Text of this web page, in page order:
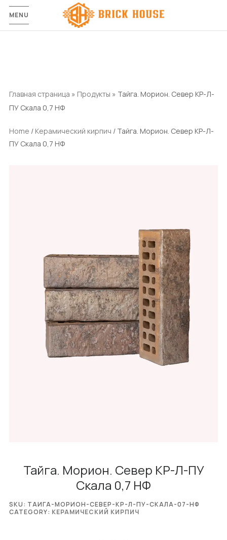
MENU
Главная страница » Продукты » Тайга. Морион. Север КР-Л-
ПУ Скала 0,7 НФ
Home / Керамический кирпич / Тайга. Морион. Север КР-Л-
ПУ Скала 0,7 НФ
Тайга. Морион. Север КР-Л-ПУ
Скала 0,7 НФ
SKU: ТАИГА-МОРИОН-СЕВЕР-КР-Л-ПУ-СКАЛА-07-НФ
CATEGORY: КЕРАМИЧЕСКИЙ КИРПИЧ